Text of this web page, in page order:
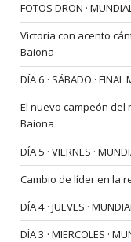
FOTOS DRON ·
Victoria con acento
Baiona
DÍA 6 · SÁBADO ·
El nuevo campeón del
Baiona
DÍA 5 · VIERNES ·
Cambio de líder en la
DÍA 4 · JUEVES ·
DÍA 3 · MIERCOLES ·